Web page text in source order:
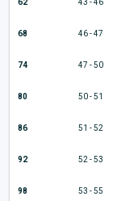
62 43 - 46
68 46 - 47
74 47 - 50
80 50 - 51
86 51 - 52
92 52 - 53
98 53 - 55